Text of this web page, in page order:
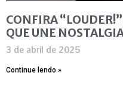
CONFIRA
QUE UNE
3 de abril de 2025
Continue lendo »